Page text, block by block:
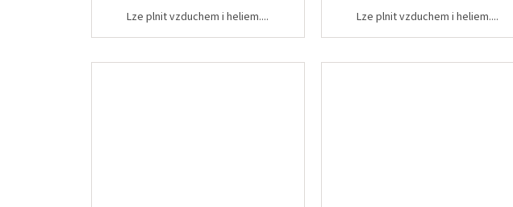
Lze plnit vzduchem i heliem.... Lze plnit vzduchem i heliem....